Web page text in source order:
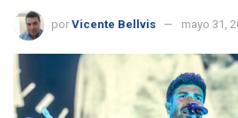
por Vicente Bellvis mayo 31,